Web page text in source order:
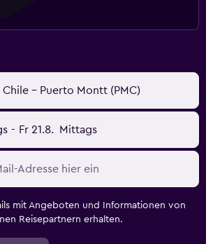
- Puerto Montt (PMC)
- Fr 21.8. Mittags
mit Angeboten und Informationen von
Reisepartnern erhalten.